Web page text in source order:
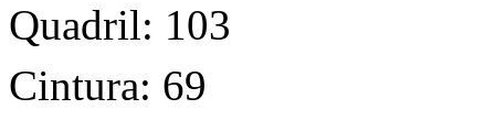
Quadril: 103
Cintura: 69